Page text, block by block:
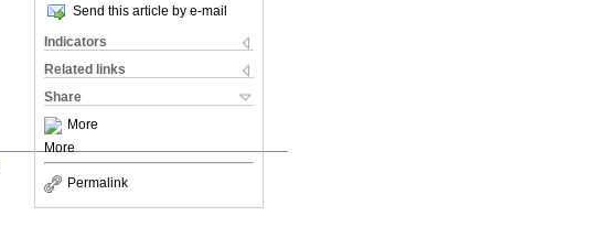
Send this article by e-mail
Indicators
Related links
Share
More
More
Permalink